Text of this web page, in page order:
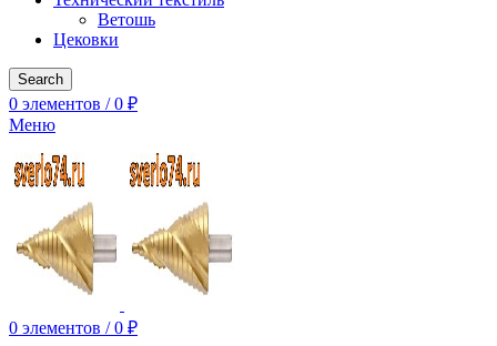
Ветошь
Цековки
Search
0 элементов / 0 ₽
Меню
0 элементов / 0 ₽